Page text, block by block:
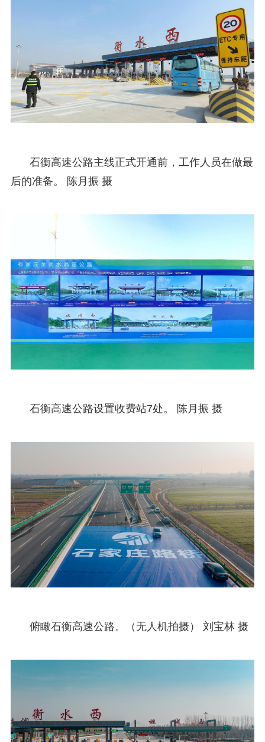
石衡高速公路主线正式开通前，工作人员在做最
后的准备。 陈月振 摄
石衡高速公路设置收费站7处。 陈月振 摄
俯瞰石衡高速公路。（无人机拍摄） 刘宝林 摄